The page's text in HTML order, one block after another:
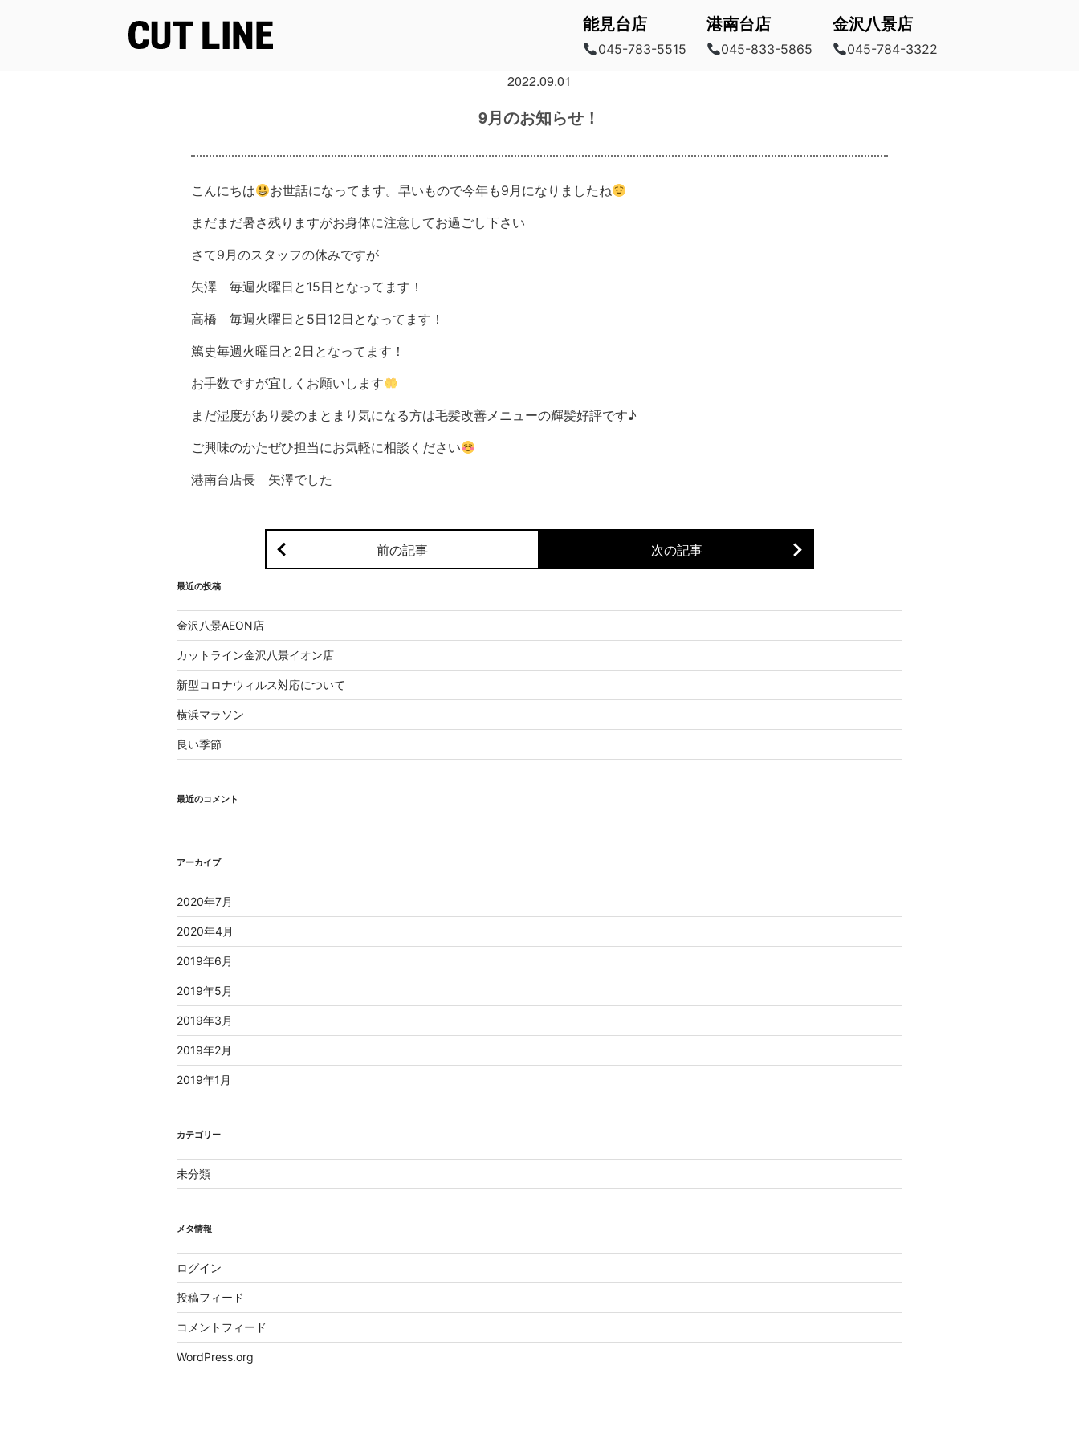
能見台店
045-783-5515
港南台店
045-833-5865
金沢八景店
045-784-3322
2022.09.01
9月のお知らせ！
こんにちは
お世話になってます。早いもので今年も9月になりましたね
まだまだ暑さ残りますがお身体に注意してお過ごし下さい
さて9月のスタッフの休みですが
矢澤 毎週火曜日と15日となってます！
高橋 毎週火曜日と5日12日となってます！
篤史毎週火曜日と2日となってます！
お手数ですが宜しくお願いします
まだ湿度があり髪のまとまり気になる方は毛髪改善メニューの輝髪好評です♪
ご興味のかたぜひ担当にお気軽に相談ください
港南台店長 矢澤でした
前の記事 次の記事
最近の投稿
金沢八景AEON店
カットライン金沢八景イオン店
新型コロナウィルス対応について
横浜マラソン
良い季節
最近のコメント
アーカイブ
2020年7月
2020年4月
2019年6月
2019年5月
2019年3月
2019年2月
2019年1月
カテゴリー
未分類
メタ情報
ログイン
投稿フィード
コメントフィード
WordPress.org